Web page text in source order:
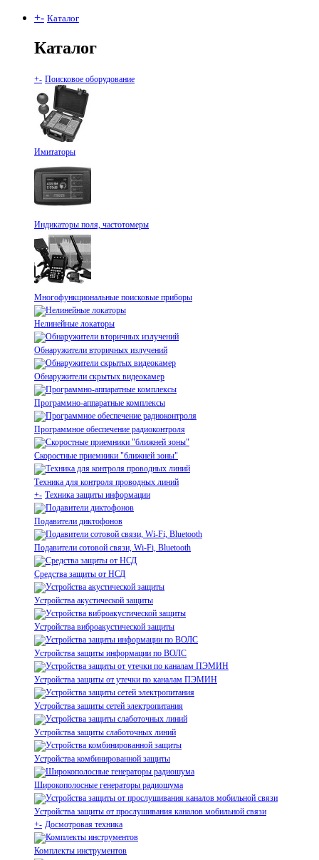
+- Каталог
Каталог
+- Поисковое оборудование
Имитаторы
Индикаторы поля, частотомеры
Многофункциональные поисковые приборы
Нелинейные локаторы
Обнаружители вторичных излучений
Обнаружители скрытых видеокамер
Программно-аппаратные комплексы
Программное обеспечение радиоконтроля
Скоростные приемники "ближней зоны"
Техника для контроля проводных линий
+- Техника защиты информации
Подавители диктофонов
Подавители сотовой связи, Wi-Fi, Bluetooth
Средства защиты от НСД
Устройства акустической защиты
Устройства виброакустической защиты
Устройства защиты информации по ВОЛС
Устройства защиты от утечки по каналам ПЭМИН
Устройства защиты сетей электропитания
Устройства защиты слаботочных линий
Устройства комбинированной защиты
Широкополосные генераторы радиошума
Устройства защиты от прослушивания каналов мобильной связи
+- Досмотровая техника
Комплекты инструментов